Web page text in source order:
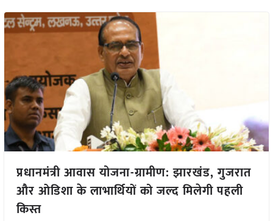
प्रधानमंत्री आवास योजना-ग्रामीण: झारखंड, गुजरात
और ओडिशा के लाभार्थियों को जल्द मिलेगी पहली
किस्त